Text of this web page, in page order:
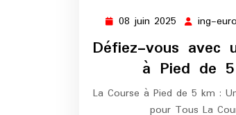
08 juin 2025 08
2025
ing-
Défiez-vous avec
à Pied de
La Course à Pied de 5 km :
pour Tous La